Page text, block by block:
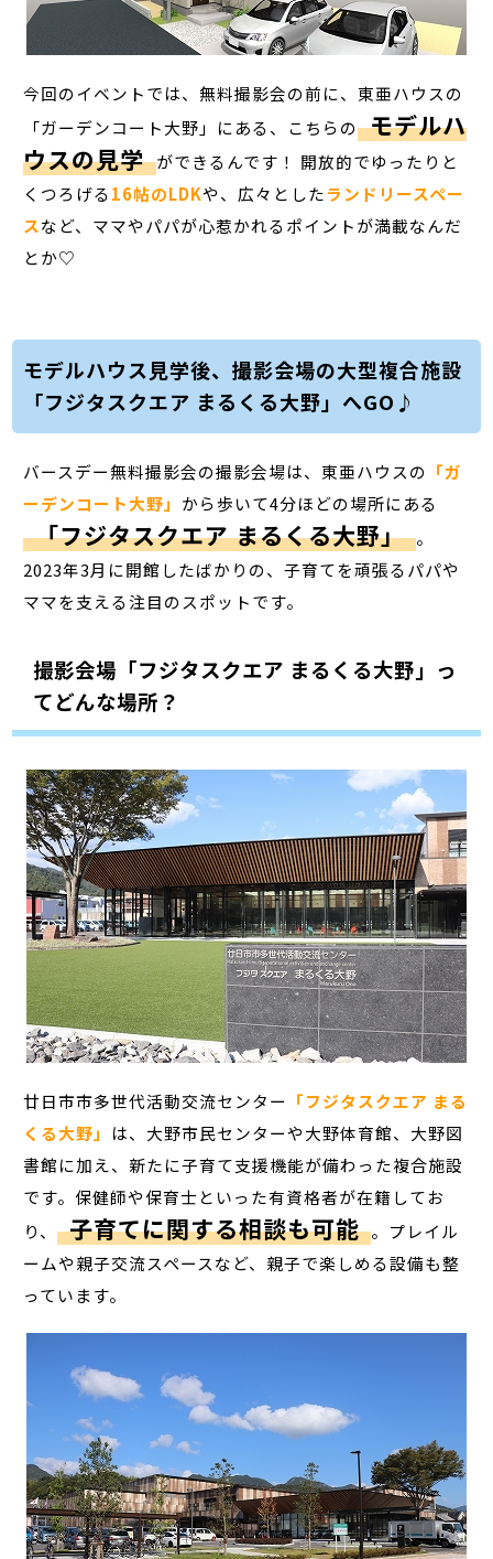
今回のイベントでは、無料撮影会の前に、東亜ハウスの
「ガーデンコート大野」にある、こちらの モデルハ
ウスの見学 ができるんです！ 開放的でゆったりと
くつろげる16帖のLDKや、広々としたランドリースペー
スなど、ママやパパが心惹かれるポイントが満載なんだ
とか♡
モデルハウス見学後、撮影会場の大型複合施設
「フジタスクエア まるくる大野」へGO♪
バースデー無料撮影会の撮影会場は、東亜ハウスの 「ガ
ーデンコート大野」 から歩いて4分ほどの場所にある
「フジタスクエア まるくる大野」 。
2023年3月に開館したばかりの、子育てを頑張るパパや
ママを支える注目のスポットです。
撮影会場「フジタスクエア まるくる大野」っ
てどんな場所？
廿日市市多世代活動交流センター 「フジタスクエア まる
くる大野」 は、大野市民センターや大野体育館、大野図
書館に加え、新たに子育て支援機能が備わった複合施設
です。保健師や保育士といった有資格者が在籍してお
り、 子育てに関する相談も可能 。プレイル
ームや親子交流スペースなど、親子で楽しめる設備も整
っています。